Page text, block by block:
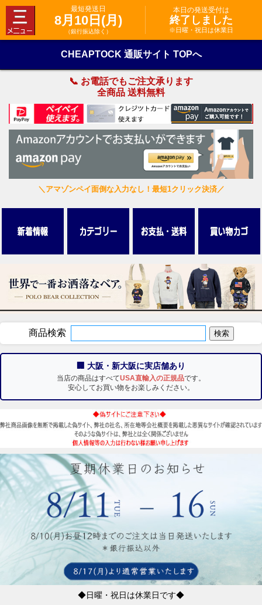
最短発送日
8月10日(月)
（銀行振込除く）
本日の発送受付は
終了しました
※日曜・祝日は休業日
CHEAPTOCK 通販サイト TOPへ
📞 お電話でもご注文承ります
全商品 送料無料
＼アマゾンペイ面倒な入力なし！最短1クリック決済／
商品検索
🏢 大阪・新大阪に実店舗あり
当店の商品はすべてUSA直輸入の正規品です。
安心してお買い物をお楽しみください。
◆日曜・祝日は休業日です◆